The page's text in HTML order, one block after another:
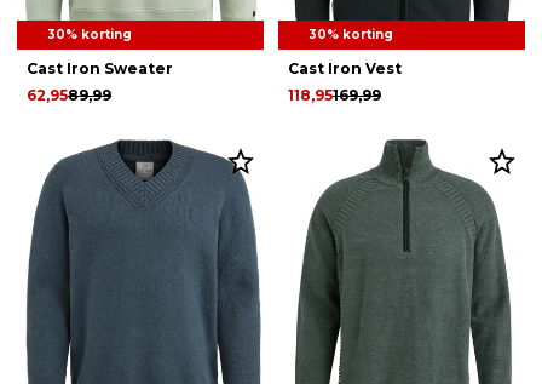
30% korting
Cast Iron Sweater
89,99
62,95
30% korting
Cast Iron Vest
169,99
118,95